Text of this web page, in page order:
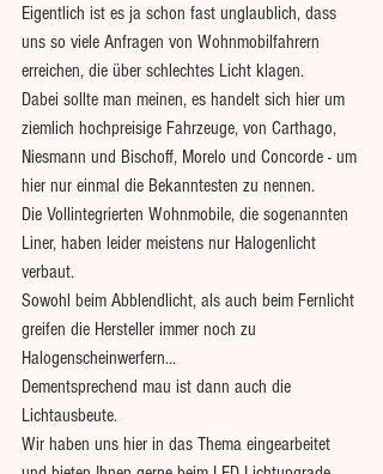
Eigentlich ist es ja schon fast unglaublich, dass
uns so viele Anfragen von Wohnmobilfahrern
erreichen, die über schlechtes Licht klagen.
Dabei sollte man meinen, es handelt sich hier um
ziemlich hochpreisige Fahrzeuge, von Carthago,
Niesmann und Bischoff, Morelo und Concorde - um
hier nur einmal die Bekanntesten zu nennen.
Die Vollintegrierten Wohnmobile, die sogenannten
Liner, haben leider meistens nur Halogenlicht
verbaut.
Sowohl beim Abblendlicht, als auch beim Fernlicht
greifen die Hersteller immer noch zu
Halogenscheinwerfern...
Dementsprechend mau ist dann auch die
Lichtausbeute.
Wir haben uns hier in das Thema eingearbeitet